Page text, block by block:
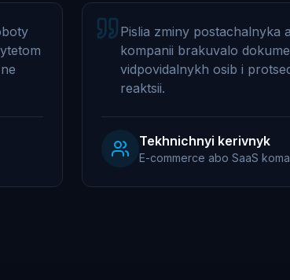
Pislia zminy postachalnyka
kompanii brakuvalo
vidpovidalnykh osib i
reaktsii.
Tekhnichnyi kerivnyk
E-commerce abo SaaS